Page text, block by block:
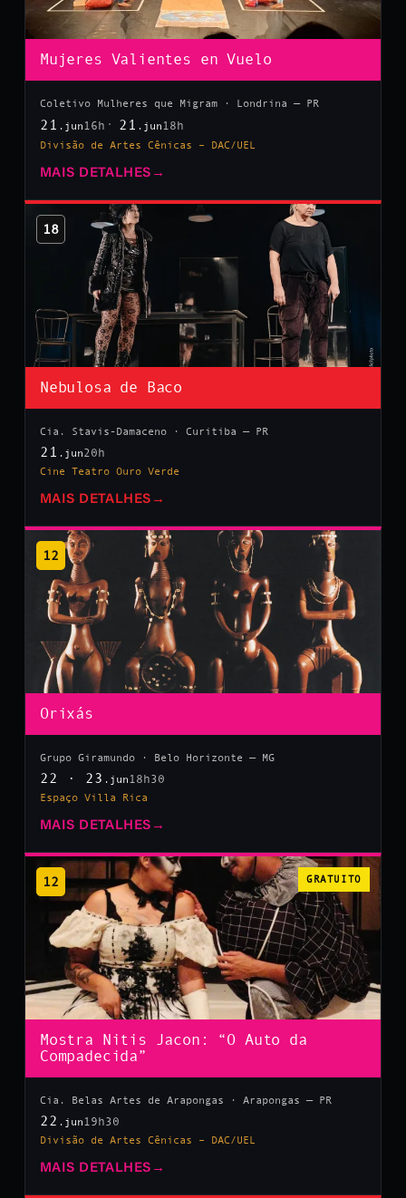
Mujeres Valientes en Vuelo
Coletivo Mulheres que Migram · Londrina — PR
21 .jun 16h 21 .jun 18h
Divisão de Artes Cênicas – DAC/UEL
MAIS DETALHES →
18
Nebulosa de Baco
Cia. Stavis-Damaceno · Curitiba — PR
21 .jun20h
Cine Teatro Ouro Verde
MAIS DETALHES →
12
Orixás
Grupo Giramundo · Belo Horizonte — MG
22 · 23 .jun 18h30
Espaço Villa Rica
MAIS DETALHES →
12 GRATUITO
Mostra Nitis Jacon: “O Auto da
Compadecida”
Cia. Belas Artes de Arapongas · Arapongas — PR
22 .jun 19h30
Divisão de Artes Cênicas – DAC/UEL
MAIS DETALHES →